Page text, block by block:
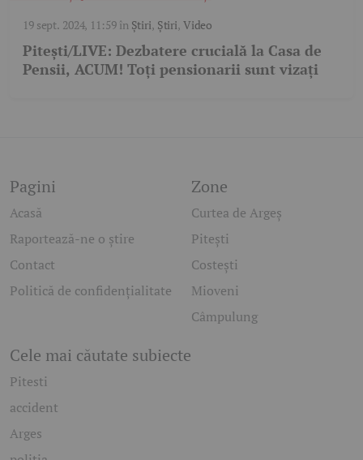
19 sept. 2024, 11:59în Știri, Știri, Video
Pitești/LIVE: Dezbatere crucială la Casa de
Pensii, ACUM! Toți pensionarii sunt vizați
Pagini
Acasă
Raportează-ne o știre
Contact
Politică de confidențialitate
Zone
Curtea de Argeș
Pitești
Costești
Mioveni
Câmpulung
Cele mai căutate subiecte
Pitesti
accident
Arges